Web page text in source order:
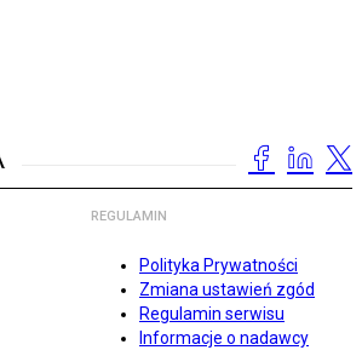
REGULAMIN
Polityka Prywatności
Zmiana ustawień zgód
Regulamin serwisu
Informacje o nadawcy